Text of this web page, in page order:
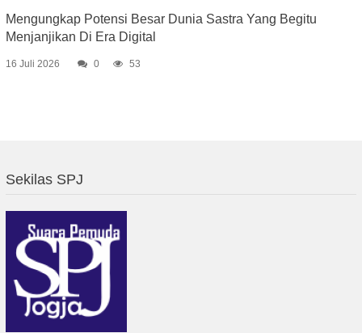
Mengungkap Potensi Besar Dunia Sastra Yang Begitu
Menjanjikan Di Era Digital
16 Juli 2026 0 53
Sekilas SPJ